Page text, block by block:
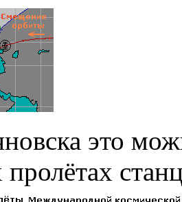
это
пролётах